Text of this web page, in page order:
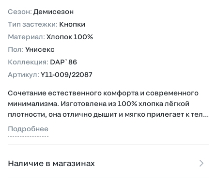
Сезон: Демисезон
Тип застежки: Кнопки
Материал: Хлопок 100%
Пол: Унисекс
Коллекция: DAP`86
Артикул: Y11-009/22087
Сочетание естественного комфорта и современного
минимализма. Изготовлена из 100% хлопка лёгкой
плотности, она отлично дышит и мягко прилегает к телу,
обеспечивая комфорт при любых температурах.
Использована фурнитура от мирового производителя
Подробнее
Наличие в магазинах